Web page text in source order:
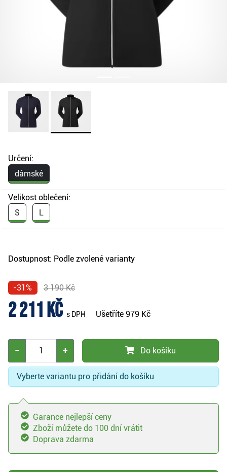
Určení:
dámské
Velikost oblečení:
S
L
Dostupnost: Podle zvolené varianty
-31% 3 190 Kč
2 211 Kč s DPH Ušetříte 979 Kč
− + Do košíku
Vyberte variantu pro přidání do košíku
Garance nejlepší ceny
Zboží můžete do 100 dní vrátit
Doprava zdarma